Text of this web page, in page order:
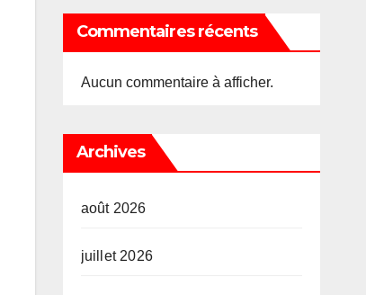
Commentaires récents
Aucun commentaire à afficher.
Archives
août 2026
juillet 2026